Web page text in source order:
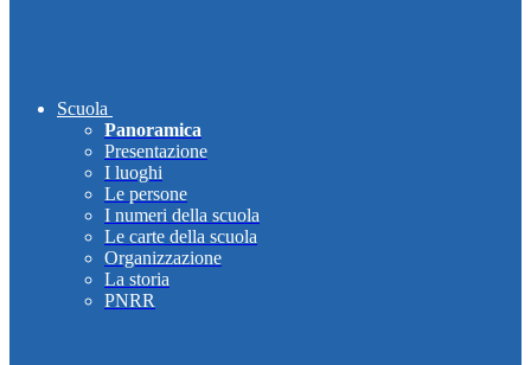
Scuola
Panoramica
Presentazione
I luoghi
Le persone
I numeri della scuola
Le carte della scuola
Organizzazione
La storia
PNRR